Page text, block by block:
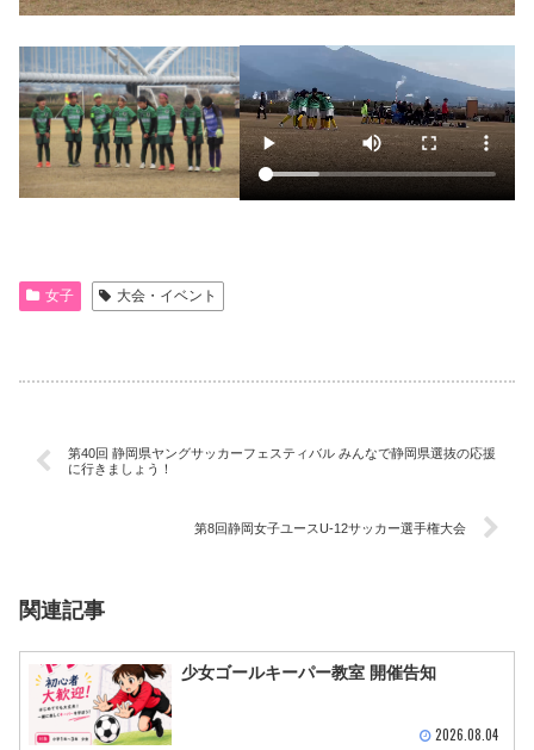
女子 大会・イベント
第40回 静岡県ヤングサッカーフェスティバル みんなで静岡県選抜の応援
に行きましょう！
第8回静岡女子ユースU-12サッカー選手権大会
関連記事
少女ゴールキーパー教室 開催告知
2026.08.04